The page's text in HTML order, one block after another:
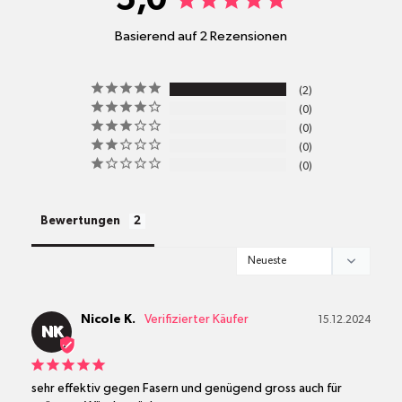
Größe M: 50 x 74 cm
pro
Standort
Versandkosten
Basierend auf 2 Rezensionen
2
0
0
0
0
Bewertungen
NK
15.12.2024
Nicole K.
sehr effektiv gegen Fasern und genügend gross auch für